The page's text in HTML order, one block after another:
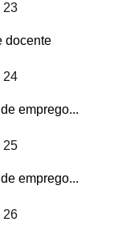
23
docente
24
emprego...
25
emprego...
26